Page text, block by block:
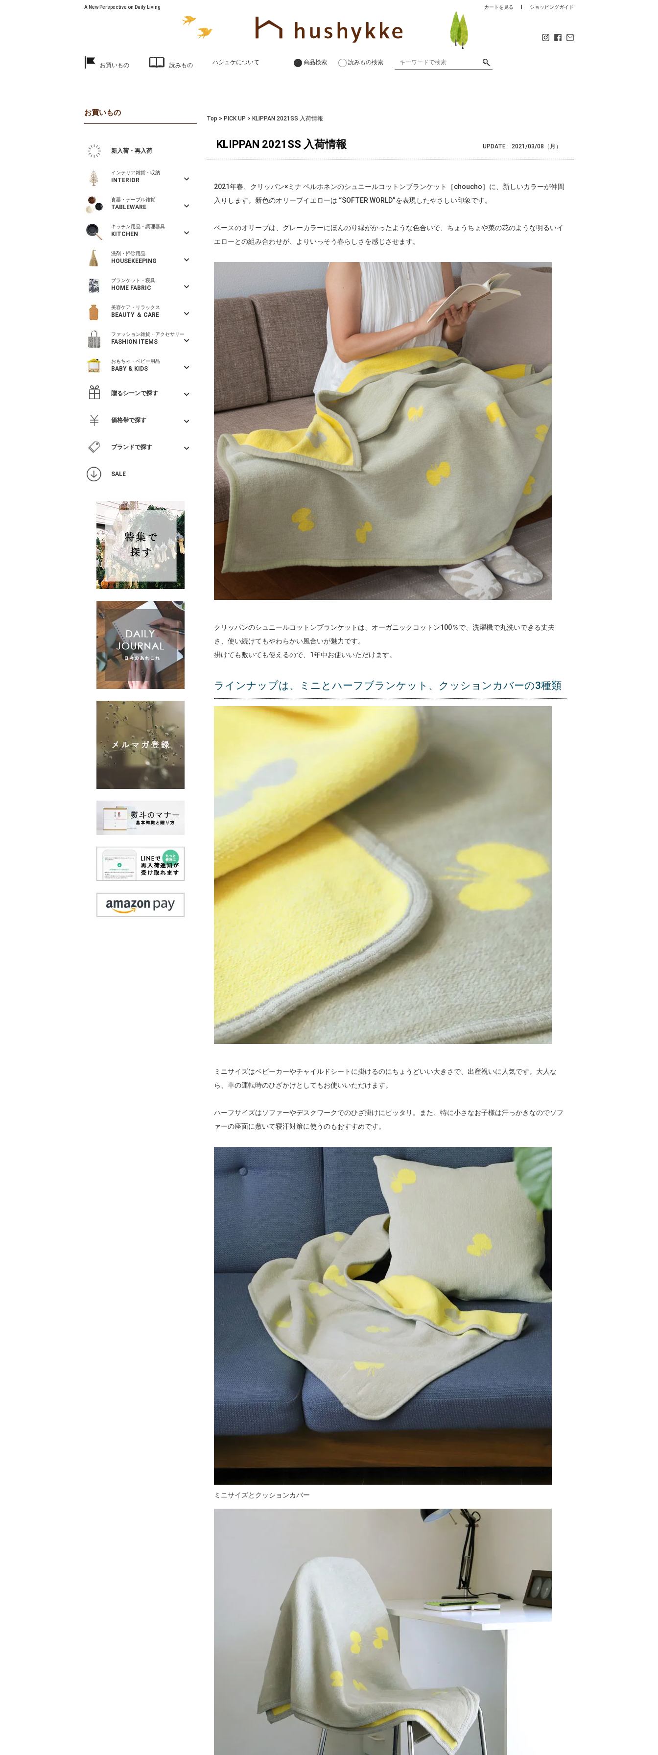
A New Perspective on Daily Living カートを見る ショッピングガイド
お買いもの 読みもの ハシュケについて 商品検索 読みもの検索
Top > PICK UP > KLIPPAN 2021SS 入荷情報
KLIPPAN 2021SS 入荷情報 UPDATE : 2021/03/08（月）
2021年春、クリッパン×ミナ ペルホネンのシュニールコットンブランケット［choucho］に、新しいカラーが仲間
入りします。新色のオリーブイエローは “SOFTER WORLD”を表現したやさしい印象です。
ベースのオリーブは、グレーカラーにほんのり緑がかったような色合いで、ちょうちょや菜の花のような明るいイ
エローとの組み合わせが、よりいっそう春らしさを感じさせます。
クリッパンのシュニールコットンブランケットは、オーガニックコットン100％で、洗濯機で丸洗いできる丈夫
さ、使い続けてもやわらかい風合いが魅力です。
掛けても敷いても使えるので、1年中お使いいただけます。
ラインナップは、ミニとハーフブランケット、クッションカバーの3種類
ミニサイズはベビーカーやチャイルドシートに掛けるのにちょうどいい大きさで、出産祝いに人気です。大人な
ら、車の運転時のひざかけとしてもお使いいただけます。
ハーフサイズはソファーやデスクワークでのひざ掛けにピッタリ。また、特に小さなお子様は汗っかきなのでソフ
ァーの座面に敷いて寝汗対策に使うのもおすすめです。
ミニサイズとクッションカバー
お買いもの
新入荷・再入荷
インテリア雑貨・収納
INTERIOR
食器・テーブル雑貨
TABLEWARE
キッチン用品・調理器具
KITCHEN
洗剤・掃除用品
HOUSEKEEPING
ブランケット・寝具
HOME FABRIC
美容ケア・リラックス
BEAUTY ＆ CARE
ファッション雑貨・アクセサリー
FASHION ITEMS
おもちゃ・ベビー用品
BABY & KIDS
贈るシーンで探す
価格帯で探す
ブランドで探す
SALE